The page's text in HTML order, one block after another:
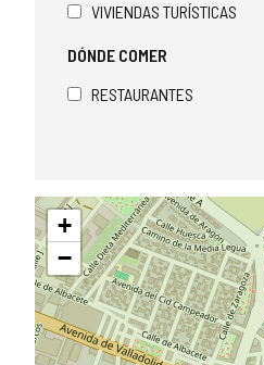
VIVIENDAS TURÍSTICAS
DÓNDE COMER
RESTAURANTES
Saltar
mapa
+
−